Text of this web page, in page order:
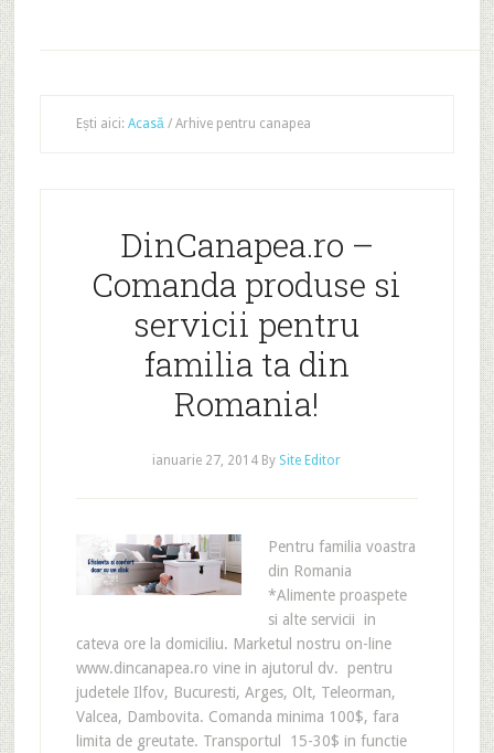
Ești aici: Acasă /Arhive pentru canapea
DinCanapea.ro –
Comanda produse si
servicii pentru
familia ta din
Romania!
ianuarie 27, 2014 By Site Editor
Pentru familia voastra
din Romania
*Alimente proaspete
si alte servicii in
cateva ore la domiciliu. Marketul nostru on-line
www.dincanapea.ro vine in ajutorul dv. pentru
judetele Ilfov, Bucuresti, Arges, Olt, Teleorman,
Valcea, Dambovita. Comanda minima 100$, fara
limita de greutate. Transportul 15-30$ in functie